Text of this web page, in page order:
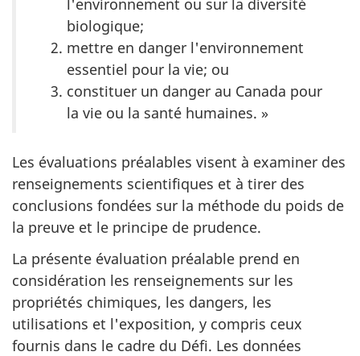
biologique;
mettre en danger l'environnement
essentiel pour la vie; ou
constituer un danger au Canada pour
la vie ou la santé humaines. »
Les évaluations préalables visent à examiner des
renseignements scientifiques et à tirer des
conclusions fondées sur la méthode du poids de
la preuve et le principe de prudence.
La présente évaluation préalable prend en
considération les renseignements sur les
propriétés chimiques, les dangers, les
utilisations et l'exposition, y compris ceux
fournis dans le cadre du Défi. Les données